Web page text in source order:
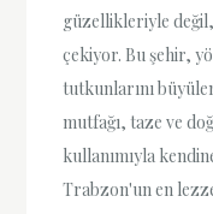
güzellikleriyle
çekiyor. Bu şehir,
tutkunlarını
mutfağı, taze ve
kullanımıyla
Trabzon'un en